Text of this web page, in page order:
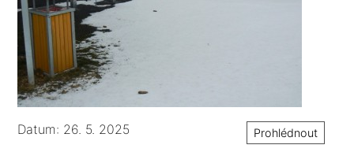
Datum: 26. 5. 2025 Prohlédnout